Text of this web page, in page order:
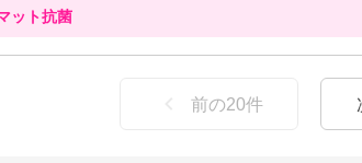
ット抗菌
前の20件